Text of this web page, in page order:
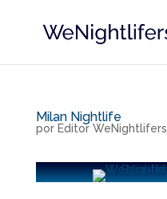
Milan Nightlife
por Editor WeNightlifers